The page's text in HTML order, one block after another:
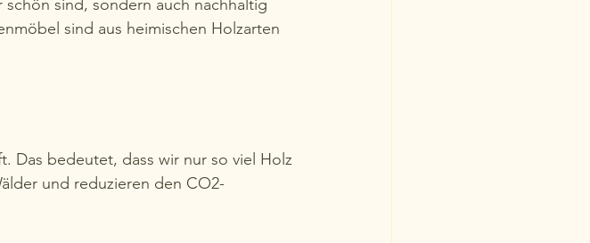
sind, sondern auch nachhaltig
sind aus heimischen Holzarten
Das bedeutet, dass wir nur so viel Holz
und reduzieren den CO2-